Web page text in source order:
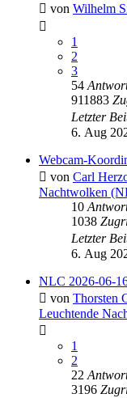
von Wilhelm
1
2
3
54
911883
Letzter
6. Aug
Webcam-
von Carl
Nachtwolken
10
1038
Letzter
6. Aug
NLC 2026-06-
von Thorsten
Leuchtende
1
2
22
3196